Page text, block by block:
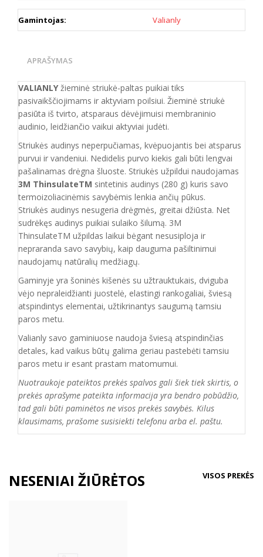
Gamintojas: Valianly
APRAŠYMAS
VALIANLYžieminė striukė-paltas puikiai tiks
pasivaikščiojimams ir aktyviam poilsiui. Žieminė striukė
pasiūta iš tvirto, atsparaus dėvėjimuisi membraninio
audinio, leidžiančio vaikui aktyviai judėti.
Striukės audinys neperpučiamas, kvėpuojantis bei atsparus
purvui ir vandeniui. Nedidelis purvo kiekis gali būti lengvai
pašalinamas drėgna šluoste. Striukės užpildui naudojamas
3M ThinsulateTM sintetinis audinys (280 g) kuris savo
termoizoliacinėmis savybėmis lenkia ančių pūkus.
Striukės audinys nesugeria drėgmės, greitai džiūsta. Net
sudrėkęs audinys puikiai sulaiko šilumą. 3M
ThinsulateTM užpildas laikui bėgant nesusiploja ir
nepraranda savo savybių, kaip dauguma pašiltinimui
naudojamų natūralių medžiagų.
Gaminyje yra šoninės kišenės su užtrauktukais, dviguba
vėjo nepraleidžianti juostelė, elastingi rankogaliai, šviesą
atspindintys elementai, užtikrinantys saugumątamsiu
paros metu.
Valianly savo gaminiuose naudoja šviesą atspindinčias
detales, kad vaikus būtų galima geriau pastebėti tamsiu
paros metu ir esant prastam matomumui.
Nuotraukoje pateiktos prekės spalvos gali šiek tiek skirtis, o
prekės aprašyme pateikta informacija yra bendro pobūdžio,
tad gali būti paminėtos ne visos prekės savybės. Kilus
klausimams, prašome susisiekti telefonu arba el. paštu.
NESENIAI ŽIŪRĖTOS VISOS PREKĖS